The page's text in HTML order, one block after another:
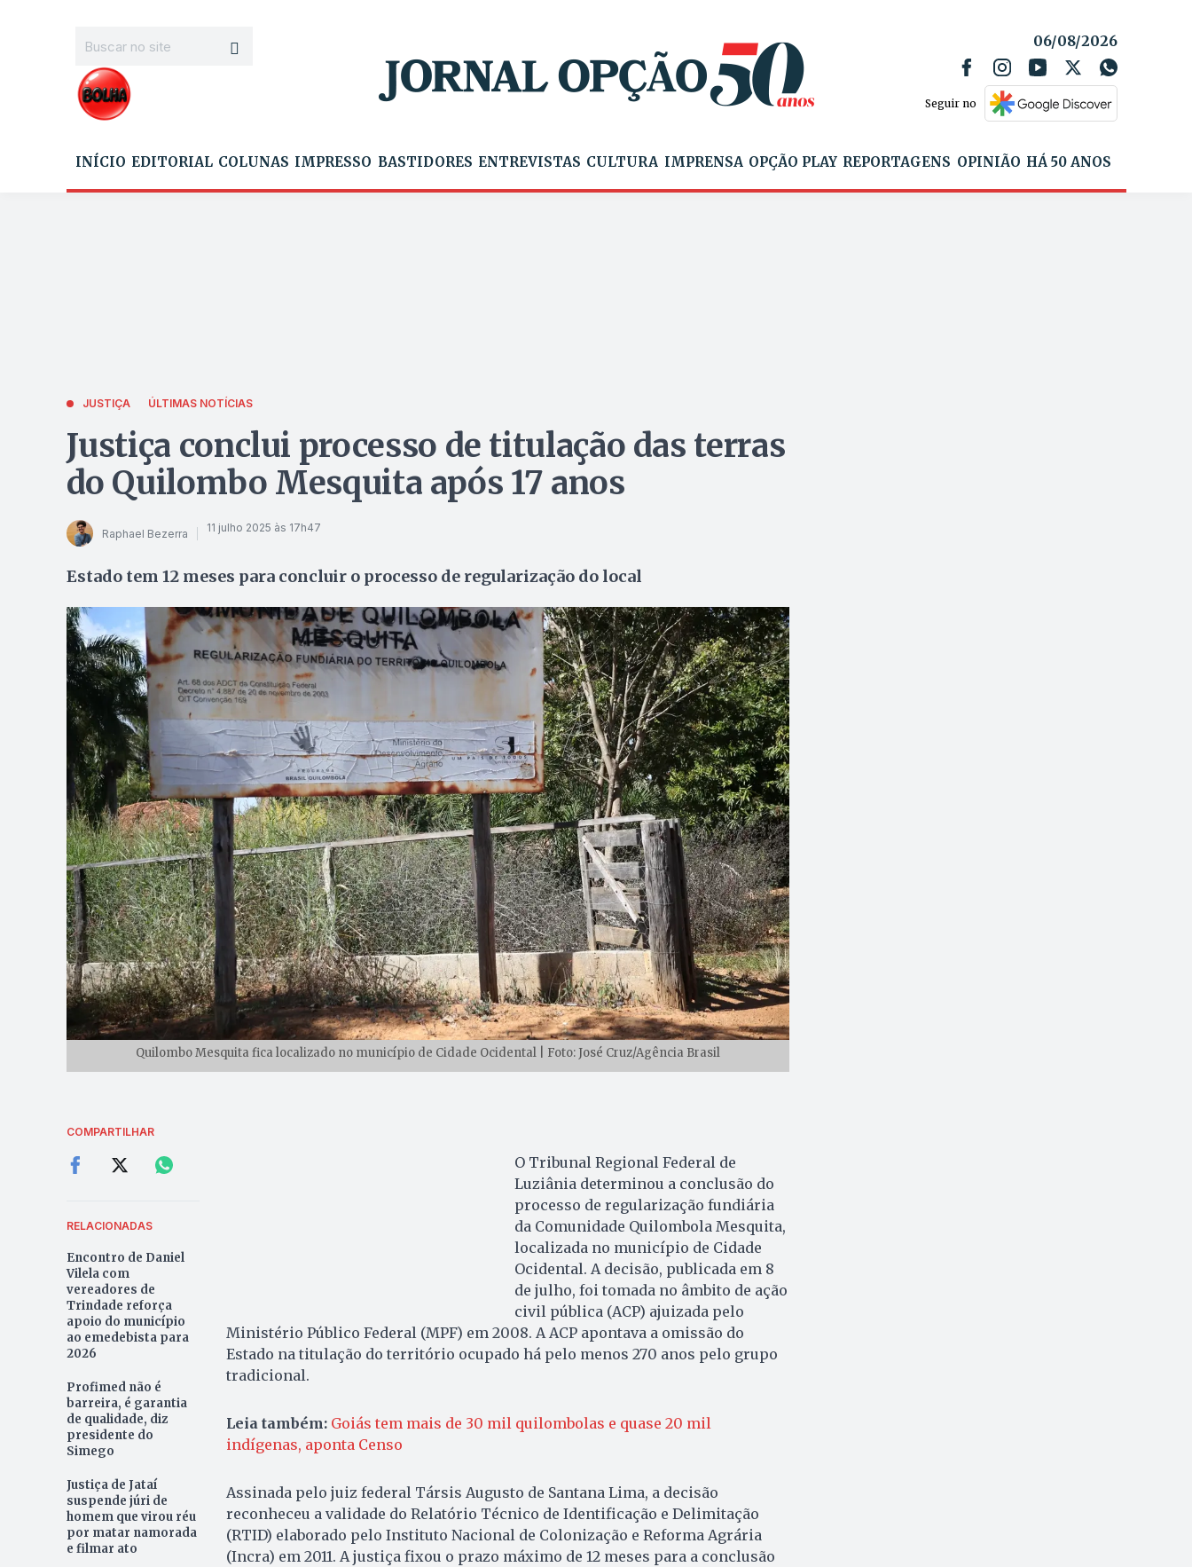
06/08/2026
Seguir no
INÍCIO EDITORIAL COLUNAS IMPRESSO BASTIDORES ENTREVISTAS CULTURA IMPRENSA OPÇÃO PLAY REPORTAGENS OPINIÃO HÁ 50 ANOS
JUSTIÇA ÚLTIMAS NOTÍCIAS
Justiça conclui processo de titulação das terras
do Quilombo Mesquita após 17 anos
Raphael Bezerra 11 julho 2025 às 17h47
Estado tem 12 meses para concluir o processo de regularização do local
Quilombo Mesquita fica localizado no município de Cidade Ocidental | Foto: José Cruz/Agência Brasil
COMPARTILHAR
RELACIONADAS
Encontro de Daniel
Vilela com
vereadores de
Trindade reforça
apoio do município
ao emedebista para
2026
Profimed não é
barreira, é garantia
de qualidade, diz
presidente do
Simego
Justiça de Jataí
suspende júri de
homem que virou réu
por matar namorada
e filmar ato
O Tribunal Regional Federal de
Luziânia determinou a conclusão do
processo de regularização fundiária
da Comunidade Quilombola Mesquita,
localizada no município de Cidade
Ocidental. A decisão, publicada em 8
de julho, foi tomada no âmbito de ação
civil pública (ACP) ajuizada pelo
Ministério Público Federal (MPF) em 2008. A ACP apontava a omissão do
Estado na titulação do território ocupado há pelo menos 270 anos pelo grupo
tradicional.
Leia também: Goiás tem mais de 30 mil quilombolas e quase 20 mil
indígenas, aponta Censo
Assinada pelo juiz federal Társis Augusto de Santana Lima, a decisão
reconheceu a validade do Relatório Técnico de Identificação e Delimitação
(RTID) elaborado pelo Instituto Nacional de Colonização e Reforma Agrária
(Incra) em 2011. A justiça fixou o prazo máximo de 12 meses para a conclusão